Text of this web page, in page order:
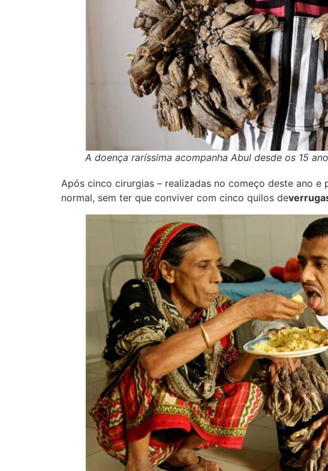
A doença raríssima acompanha Abul desde os 15
Após cinco cirurgias – realizadas no começo deste ano e
normal, sem ter que conviver com cinco quilos de